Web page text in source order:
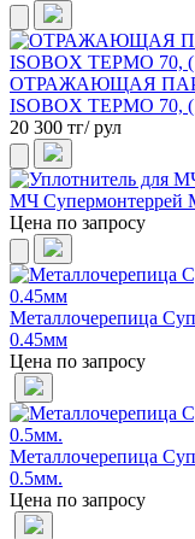
ОТРАЖАЮЩАЯ
ISOBOX ТЕРМО 70,
20 300 тг/ рул
МЧ Супермонтеррей
Цена по запросу
Металлочерепица
0.45мм
Цена по запросу
Металлочерепица
0.5мм.
Цена по запросу